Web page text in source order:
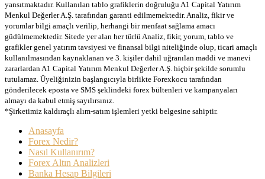
yansıtmaktadır. Kullanılan tablo grafiklerin doğruluğu A1 Capital Yatırım
Menkul Değerler A.Ş. tarafından garanti edilmemektedir. Analiz, fikir ve
yorumlar bilgi amaçlı verilip, herhangi bir menfaat sağlama amacı
güdülmemektedir. Sitede yer alan her türlü Analiz, fikir, yorum, tablo ve
grafikler genel yatırım tavsiyesi ve finansal bilgi niteliğinde olup, ticari amaçlı
kullanılmasından kaynaklanan ve 3. kişiler dahil uğranılan maddi ve manevi
zararlardan A1 Capital Yatırım Menkul Değerler A.Ş. hiçbir şekilde sorumlu
tutulamaz. Üyeliğinizin başlangıcıyla birlikte Forexkocu tarafından
gönderilecek eposta ve SMS şeklindeki forex bültenleri ve kampanyaları
almayı da kabul etmiş sayılırsınız.
*Şirketimiz kaldıraçlı alım-satım işlemleri yetki belgesine sahiptir.
Anasayfa
Forex Nedir?
Nasıl Kullanırım?
Forex Altın Analizleri
Banka Hesap Bilgileri